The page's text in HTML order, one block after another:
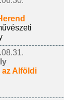
az Alföldi